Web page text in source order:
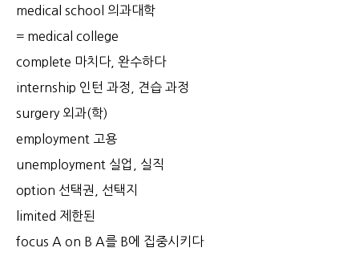
medical school 의과대학
= medical college
complete 마치다, 완수하다
internship 인턴 과정, 견습 과정
surgery 외과(학)
employment 고용
unemployment 실업, 실직
option 선택권, 선택지
limited 제한된
focus A on B A를 B에 집중시키다